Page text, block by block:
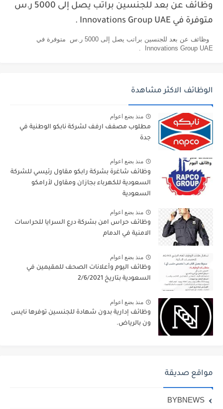
وظائف عن بعد للجنسين براتب يصل إلى 5000 ر.س
متوفرة في Innovations Group UAE .
وظائف عن بعد للجنسين براتب يصل إلى 5000 ر.س متوفرة في
Innovations Group UAE .
الوظائف الاكثر مشاهدة
منذ بضع اعوام
مطلوب مصفف ارفف لشركة نابكو الوطنية في
جدة
منذ بضع اعوام
وظائف شاغرة بشركة رابكو مقاول رئيسي للشركة
السعودية للكهرباء بجازان ومقاول لأرامكو
السعودية
منذ بضع اعوام
وظائف حراس امن بشركة درع السرايا للحراسات
الامنية في الدمام
منذ بضع اعوام
وظائف اليوم وأعلانات الصحف للمقيمين في
السعودية بتاريخ 2/6/2021
منذ بضع اعوام
وظائف إدارية بدون شهادة للجنسين توفرها نايس
ون بالرياض.
مواقع صديقة
BYBNEWS